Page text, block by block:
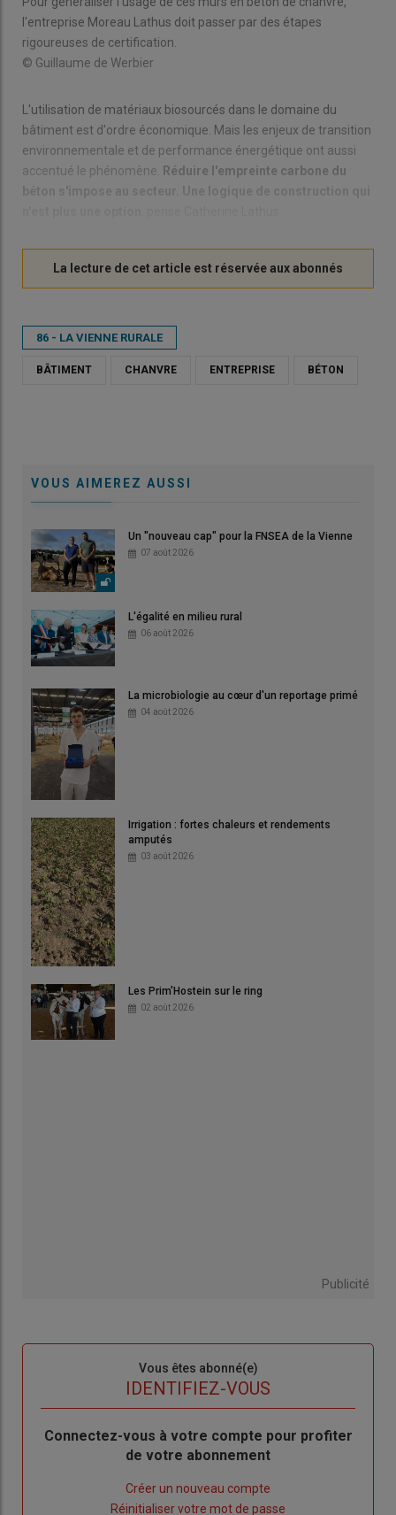
l'entreprise Moreau Lathus doit passer par des étapes
rigoureuses de certification.
© Guillaume de Werbier
L'utilisation de matériaux biosourcés dans le domaine du
bâtiment est d'ordre économique. Mais les enjeux de transition
environnementale et de performance énergétique ont aussi
accentué le phénomène.
Réduire l'empreinte carbone du
béton s'impose au secteur. Une logique de construction qui
86 - LA VIENNE RURALE
BÂTIMENT CHANVRE ENTREPRISE BÉTON
VOUS AIMEREZ AUSSI
Un "nouveau cap" pour la FNSEA de la Vienne
07 août 2026
L'égalité en milieu rural
06 août 2026
La microbiologie au cœur d'un reportage primé
04 août 2026
Irrigation : fortes chaleurs et rendements
amputés
03 août 2026
Les Prim'Hostein sur le ring
02 août 2026
Publicité
Vous êtes abonné(e)
IDENTIFIEZ-VOUS
Body
Connectez-vous à votre compte pour profiter
de votre abonnement
Créer un nouveau compte
Réinitialiser votre mot de passe